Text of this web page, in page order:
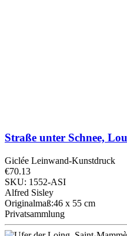
Straße unter Schnee,
Giclée Leinwand-Kunstdruck
€70.13
SKU: 1552-ASI
Alfred Sisley
Originalmaß:46 x 55 cm
Privatsammlung